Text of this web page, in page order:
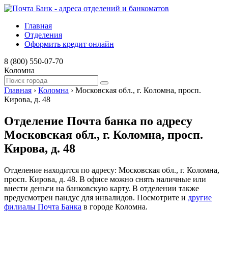
Главная
Отделения
Оформить кредит онлайн
8 (800) 550-07-70
Коломна
Главная › Коломна › Московская обл., г. Коломна, просп.
Кирова, д. 48
Отделение Почта банка по адресу
Московская обл., г. Коломна, просп.
Кирова, д. 48
Отделение находится по адресу: Московская обл., г. Коломна,
просп. Кирова, д. 48. В офисе можно снять наличные или
внести деньги на банковскую карту. В отделении также
предусмотрен пандус для инвалидов. Посмотрите и другие
филиалы Почта Банка в городе Коломна.